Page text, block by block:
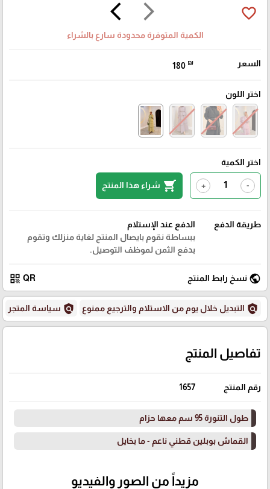
arrow_forward_ios
arrow_back_ios favorite_border
الكمية المتوفرة محدودة سارع بالشراء
السعر 180 ₪
اختر اللون
اختر الكمية
-
+
shopping_cart شراء هذا المنتج
طريقة الدفع
الدفع عند الإستلام
ببساطة نقوم بايصال المنتج لغاية منزلك وتقوم
بدفع الثمن لموظف التوصيل.
public نسخ رابط المنتج QR
qr_code
policy التبديل خلال يوم من الاستلام والترجيع ممنوع policy سياسة المتجر
تفاصيل المنتج
رقم المنتج 1657
طول التنورة 95 سم معها حزام
القماش بوبلين قطني ناعم - ما بخايل
مزيداً من الصور والفيديو